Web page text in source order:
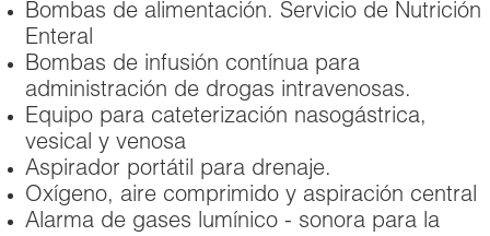
Bombas de alimentación. Servicio de Nutrición
Enteral
Bombas de infusión contínua para
administración de drogas intravenosas.
Equipo para cateterización nasogástrica,
vesical y venosa
Aspirador portátil para drenaje.
Oxígeno, aire comprimido y aspiración central
Alarma de gases lumínico - sonora para la